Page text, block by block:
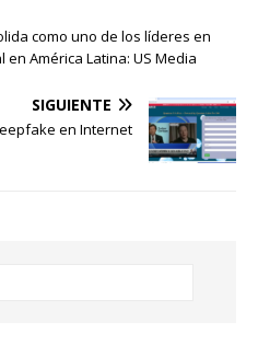
como uno de los líderes en
en América Latina: US Media
SIGUIENTE
en Internet